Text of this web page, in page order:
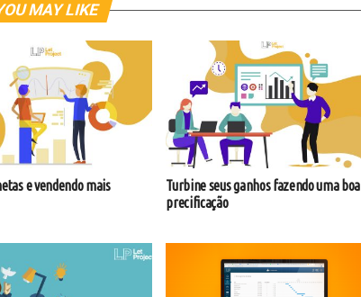
MAY LIKE
e vendendo mais
Turbine seus ganhos fazendo uma boa
precificação